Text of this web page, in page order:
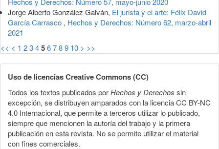
Jorge Alberto González Galván, El jurista y el arte: Félix David
García Carrasco , Hechos y Derechos: Número 62, marzo-abril
2021
<< < 1 23456789 10 > >>
Uso de licencias Creative Commons (CC)
Todos los textos publicados porHechos y Derechos sin
excepción, se distribuyen amparados con la licencia CC BY-NC
4.0 Internacional, que permite a terceros utilizar lo publicado,
siempre que mencionen la autoría del trabajo y la primera
publicación en esta revista. No se permite utilizar el material
con fines comerciales.